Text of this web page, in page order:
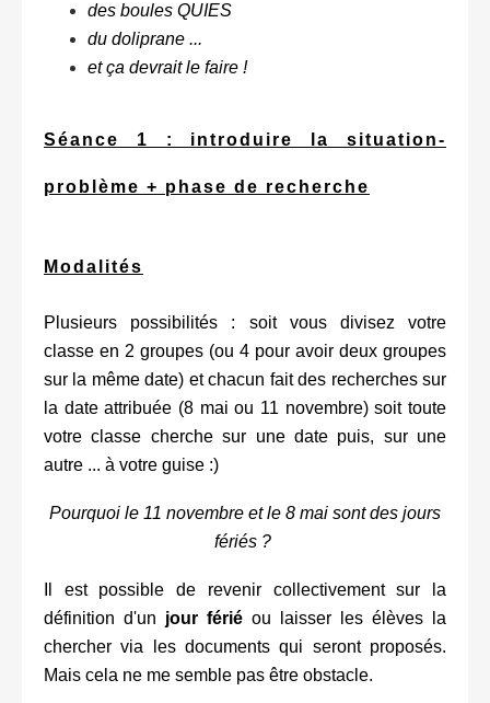
des boules QUIES
du doliprane ...
et ça devrait le faire !
Séance 1 : introduire la situation-
problème + phase de recherche
Modalités
Plusieurs possibilités : soit vous divisez votre
classe en 2 groupes (ou 4 pour avoir deux groupes
sur la même date) et chacun fait des recherches sur
la date attribuée (8 mai ou 11 novembre) soit toute
votre classe cherche sur une date puis, sur une
autre ... à votre guise :)
Pourquoi le 11 novembre et le 8 mai sont des jours
fériés ?
Il est possible de revenir collectivement sur la
définition d'un jour férié ou laisser les élèves la
chercher via les documents qui seront proposés.
Mais cela ne me semble pas être obstacle.